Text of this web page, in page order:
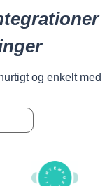
og enkelt med